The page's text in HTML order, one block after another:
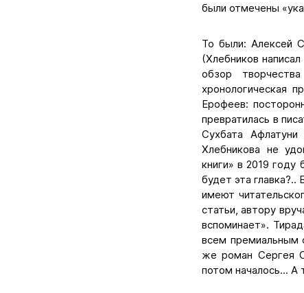
были отмечены
То были: Алексей
(Хлебников
обзор
хронологическая
Ерофеев:
превратилась в
Сухбата
Хлебникова не
книги» в 2019
будет эта
имеют
статьи, автору
вспоминает».
всем премиальным
же роман Сергея
потом началось... А